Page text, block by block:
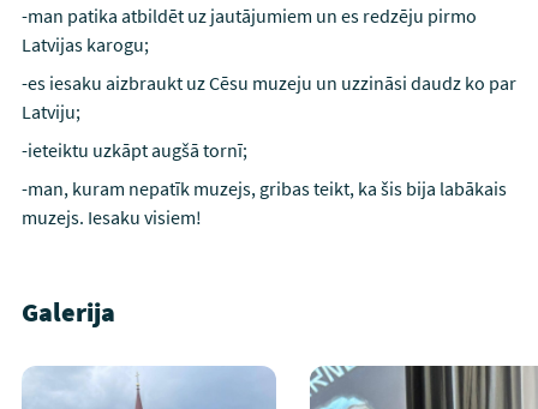
-man patika atbildēt uz jautājumiem un es redzēju pirmo
Latvijas karogu;
-es iesaku aizbraukt uz Cēsu muzeju un uzzināsi daudz ko par
Latviju;
-ieteiktu uzkāpt augšā tornī;
-man, kuram nepatīk muzejs, gribas teikt, ka šis bija labākais
muzejs. Iesaku visiem!
Galerija